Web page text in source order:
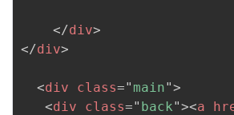
</div>
</div>
<div class=" main">
<div class=" back"><a